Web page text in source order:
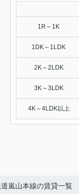
1R～1K
1DK～1LDK
2K～2LDK
3K～3LDK
4K～4LDK以上
嵐山本線の賃貸一覧